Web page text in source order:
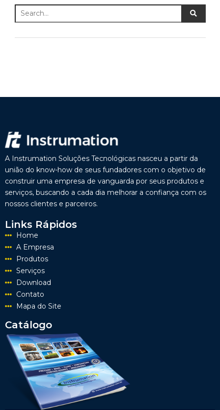
A Instrumation Soluções Tecnológicas nasceu a partir da
união do know-how de seus fundadores com o objetivo de
construir uma empresa de vanguarda por seus produtos e
serviços, buscando a cada dia melhorar a confiança com os
nossos clientes e parceiros.
Links Rápidos
Home
A Empresa
Produtos
Serviços
Download
Contato
Mapa do Site
Catálogo